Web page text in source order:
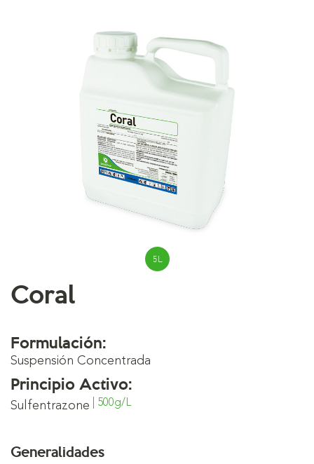
5 L
Coral
Formulación:
Suspensión Concentrada
Principio Activo:
Sulfentrazone | 500g/L
Generalidades